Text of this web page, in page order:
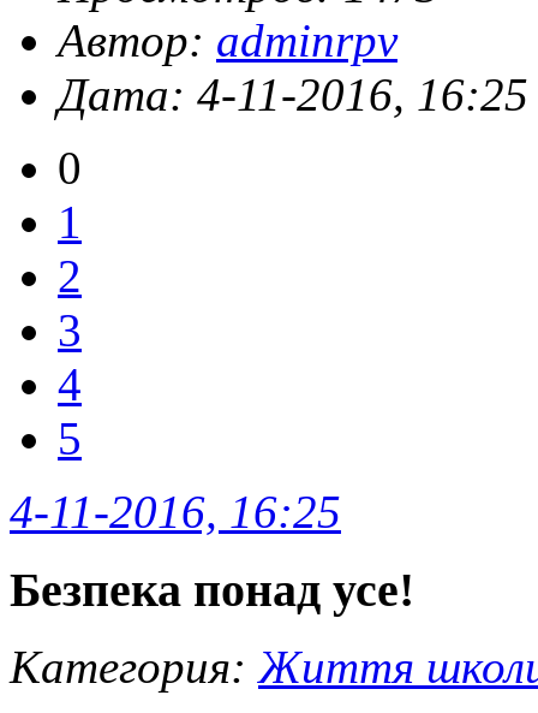
Автор: adminrpv
Дата: 4-11-2016, 16:25
0
1
2
3
4
5
4-11-2016, 16:25
Безпека понад усе!
Категория: Життя